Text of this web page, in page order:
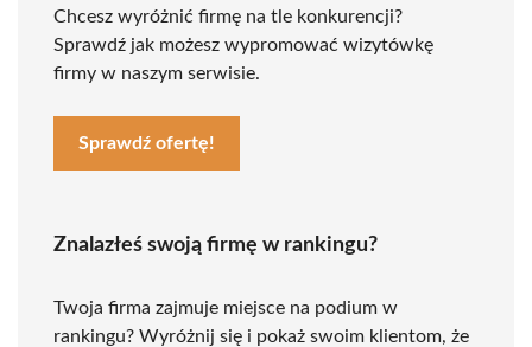
Chcesz wyróżnić firmę na tle konkurencji?
Sprawdź jak możesz wypromować wizytówkę
firmy w naszym serwisie.
Sprawdź ofertę!
Znalazłeś swoją firmę w rankingu?
Twoja firma zajmuje miejsce na podium w
rankingu? Wyróżnij się i pokaż swoim klientom, że